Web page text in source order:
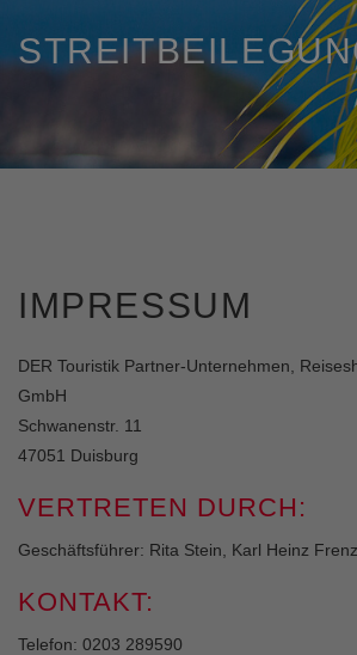
IMPRESSUM
DER Touristik Partner-Unternehmen,
GmbH
Schwanenstr. 11
47051 Duisburg
VERTRETEN DURCH:
Geschäftsführer: Rita Stein, Karl Heinz
KONTAKT:
Telefon: 0203 289590